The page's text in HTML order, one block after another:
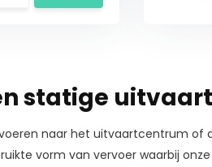
statige uitvaart
naar het uitvaartcentrum of
vorm van vervoer waarbij onze